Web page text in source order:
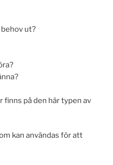
ut?
på den här typen av
kan användas för att